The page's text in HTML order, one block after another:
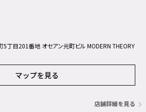
丁⽬201番地 オセアン元町ビル MODERN THEORY
マップを見る
店舗詳細を見る